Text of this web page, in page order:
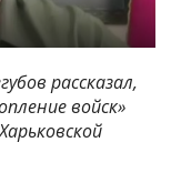
рассказал,
войск»